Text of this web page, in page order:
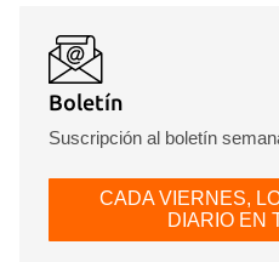
Boletín
Suscripción al boletín
CADA VIERNES,
DIARIO EN